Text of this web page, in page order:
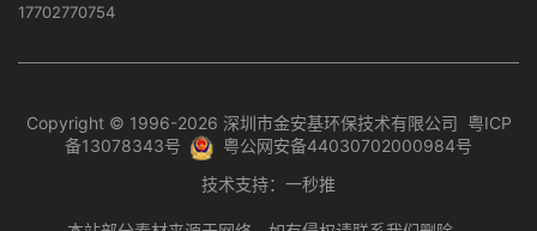
17702770754
Copyright © 1996-2026 深圳市金安基环保技术有限公司 粤ICP
备13078343号
粤公网安备44030702000984号
技术支持： 一秒推